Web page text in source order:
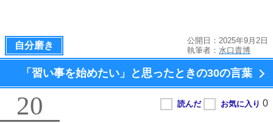
自分磨き
公開日：2025年9月2日
執筆者： 水口貴博
「習い事を始めたい」と思ったときの30の言葉
20